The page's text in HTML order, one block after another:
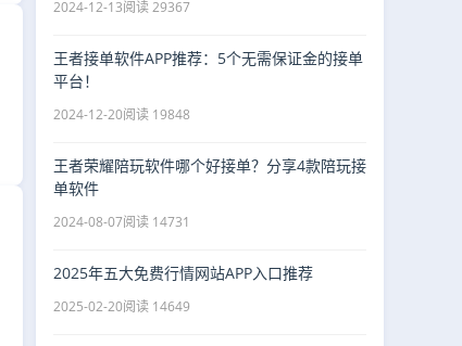
2024-12-13阅读 29367
王者接单软件APP推荐：5个无需保证金的接单
平台！
2024-12-20阅读 19848
王者荣耀陪玩软件哪个好接单？分享4款陪玩接
单软件
2024-08-07阅读 14731
2025年五大免费行情网站APP入口推荐
2025-02-20阅读 14649